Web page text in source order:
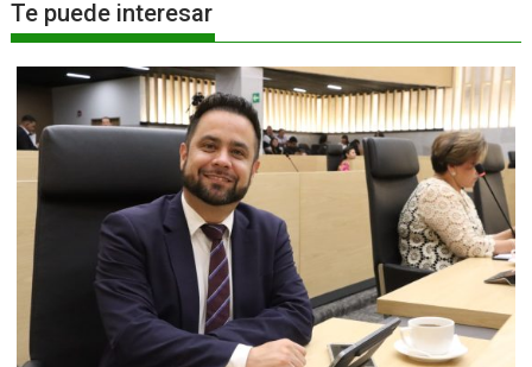
Te puede interesar